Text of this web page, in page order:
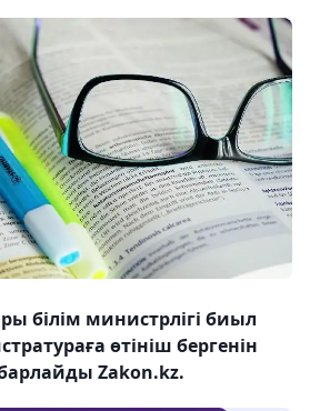
білім министрлігі биыл
өтініш бергенін
Zakon.kz.